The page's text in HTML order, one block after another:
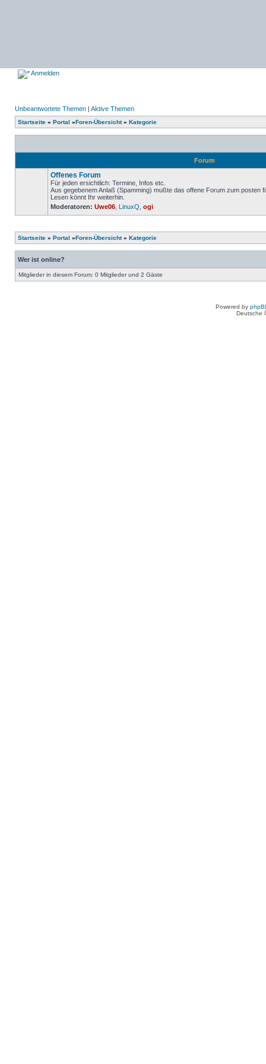
Anmelden
Unbeantwortete Themen | Aktive Themen
Startseite » Portal »Foren-Übersicht» Kategorie
Forum
Keine
ungelesenen
Beiträge
Offenes Forum
Für jeden ersichtlich: Termine, Infos etc.
Aus gegebenem Anlaß (Spamming) mußte das offene Forum zum posten
Lesen könnt Ihr weiterhin.
Moderatoren: Uwe06 LinuxQ ogi
Startseite » Portal »Foren-Übersicht» Kategorie
Wer ist online?
Mitglieder in diesem Forum: 0 Mitglieder und 2 Gäste
Powered by
Deutsche